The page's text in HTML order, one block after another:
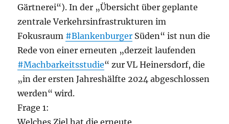
Gärtnerei“). In der „Übersicht über geplante
zentrale Verkehrsinfrastrukturen im
Fokusraum #Blankenburger Süden“ ist nun die
Rede von einer erneuten „derzeit laufenden
#Machbarkeitsstudie“ zur VL Heinersdorf, die
„in der ersten Jahreshälfte 2024 abgeschlossen
werden“ wird.
Frage 1: